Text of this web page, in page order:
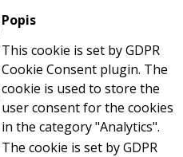
Popis
This cookie is set by GDPR
Cookie Consent plugin. The
cookie is used to store the
user consent for the cookies
in the category "Analytics".
The cookie is set by GDPR